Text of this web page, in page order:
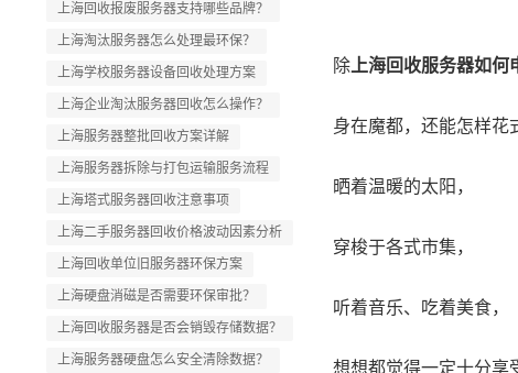
上海回收报废服务器支持哪些品牌？
上海淘汰服务器怎么处理最环保？
上海学校服务器设备回收处理方案
上海企业淘汰服务器回收怎么操作？
上海服务器整批回收方案详解
上海服务器拆除与打包运输服务流程
上海塔式服务器回收注意事项
上海二手服务器回收价格波动因素分析
上海回收单位旧服务器环保方案
上海硬盘消磁是否需要环保审批？
上海回收服务器是否会销毁存储数据？
上海服务器硬盘怎么安全清除数据？
除 上海回收服务器如何
身在魔都，还能怎样花
晒着温暖的太阳，
穿梭于各式市集，
听着音乐、吃着美食，
想想都觉得一定十分享